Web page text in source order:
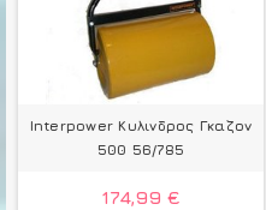
Interpower Κυλινδρος Γκαζον
500 56/785
174,99 €